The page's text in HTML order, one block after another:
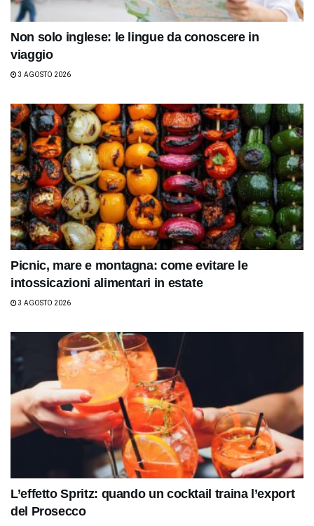
Non solo inglese: le lingue da conoscere in
viaggio
3 AGOSTO 2026
Picnic, mare e montagna: come evitare le
intossicazioni alimentari in estate
3 AGOSTO 2026
L’effetto Spritz: quando un cocktail traina l’export
del Prosecco